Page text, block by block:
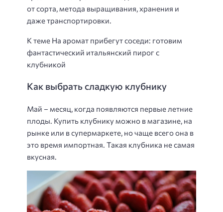
от сорта, метода выращивания, хранения и
даже транспортировки.
К теме На аромат прибегут соседи: готовим
фантастический итальянский пирог с
клубникой
Как выбрать сладкую клубнику
Май – месяц, когда появляются первые летние
плоды. Купить клубнику можно в магазине, на
рынке или в супермаркете, но чаще всего она в
это время импортная. Такая клубника не самая
вкусная.